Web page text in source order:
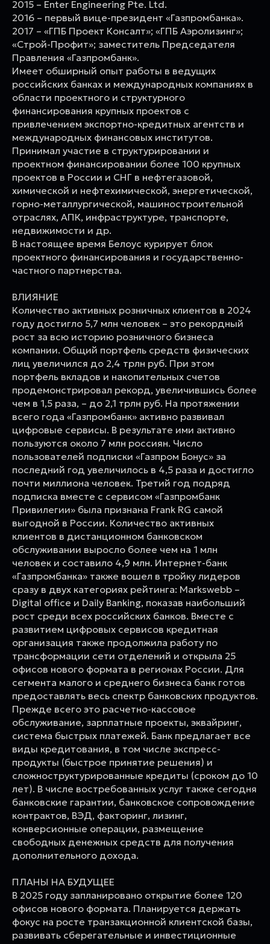
2015 – Enter Engineering Pte. Ltd.
2016 – первый вице-президент «Газпромбанка».
2017 – «ГПБ Проект Консалт»; «ГПБ Аэролизинг»;
«Строй-Профит»; заместитель Председателя
Правления «Газпромбанк».
Имеет обширный опыт работы в ведущих
российских банках и международных компаниях в
области проектного и структурного
финансирования крупных проектов с
привлечением экспортно-кредитных агентств и
международных финансовых институтов.
Принимал участие в структурировании и
проектном финансировании более 100 крупных
проектов в России и СНГ в нефтегазовой,
химической и нефтехимической, энергетической,
горно-металлургической, машиностроительной
отраслях, АПК, инфраструктуре, транспорте,
недвижимости и др.
В настоящее время Белоус курирует блок
проектного финансирования и государственно-
частного партнерства.
ВЛИЯНИЕ
Количество активных розничных клиентов в 2024
году достигло 5,7 млн человек – это рекордный
рост за всю историю розничного бизнеса
компании. Общий портфель средств физических
лиц увеличился до 2,4 трлн руб. При этом
портфель вкладов и накопительных счетов
продемонстрировал рекорд, увеличившись более
чем в 1,5 раза, – до 2,1 трлн руб. На протяжении
всего года «Газпромбанк» активно развивал
цифровые сервисы. В результате ими активно
пользуются около 7 млн россиян. Число
пользователей подписки «Газпром Бонус» за
последний год увеличилось в 4,5 раза и достигло
почти миллиона человек. Третий год подряд
подписка вместе с сервисом «Газпромбанк
Привилегии» была признана Frank RG самой
выгодной в России. Количество активных
клиентов в дистанционном банковском
обслуживании выросло более чем на 1 млн
человек и составило 4,9 млн. Интернет-банк
«Газпромбанка» также вошел в тройку лидеров
сразу в двух категориях рейтинга: Markswebb –
Digital office и Daily Banking, показав наибольший
рост среди всех российских банков. Вместе с
развитием цифровых сервисов кредитная
организация также продолжила работу по
трансформации сети отделений и открыла 25
офисов нового формата в регионах России. Для
сегмента малого и среднего бизнеса банк готов
предоставлять весь спектр банковских продуктов.
Прежде всего это расчетно-кассовое
обслуживание, зарплатные проекты, эквайринг,
система быстрых платежей. Банк предлагает все
виды кредитования, в том числе экспресс-
продукты (быстрое принятие решения) и
сложноструктурированные кредиты (сроком до 10
лет). В числе востребованных услуг также сегодня
банковские гарантии, банковское сопровождение
контрактов, ВЭД, факторинг, лизинг,
конверсионные операции, размещение
свободных денежных средств для получения
дополнительного дохода.
ПЛАНЫ НА БУДУЩЕЕ
В 2025 году запланировано открытие более 120
офисов нового формата. Планируется держать
фокус на росте транзакционной клиентской базы,
развивать сберегательные и инвестиционные